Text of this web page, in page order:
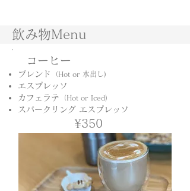
飲み物Menu
コーヒー
ブレンド （Hot or 水出し)
エスプレッソ
カフェラテ （Hot or Iced)​
​​スパークリング エスプレッソ
¥350